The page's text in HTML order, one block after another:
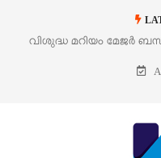
‘പെറ്റൽസ്’ ലൈഫ്